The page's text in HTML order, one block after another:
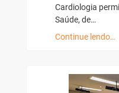
Cardiologia
Saúde, de…
Continue lendo…